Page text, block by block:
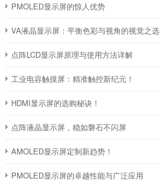
PMOLED显示屏的惊人优势
​VA液晶显示屏：平衡色彩与视角的视觉之选
点阵LCD显示屏原理与使用方法详解
​工业电容触摸屏：精准触控新纪元！
HDMI显示屏的选购秘诀！
点阵液晶显示屏，稳如磐石不闪屏
AMOLED显示屏定制新趋势！
PMOLED显示屏的卓越性能与广泛应用